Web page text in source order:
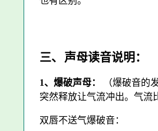
三、 声母读音说明：
1、爆破声母：
（爆破音的
突然释放让气流冲出。气流
双唇不送气爆破音：